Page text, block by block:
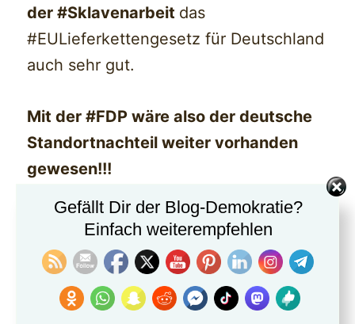
der #Sklavenarbeit das
#EULieferkettengesetz für Deutschland
auch sehr gut.
Mit der #FDP wäre also der deutsche
Standortnachteil weiter vorhanden
gewesen!!!
Übrigens
Dass bestimmte Regulierungen und
Gefällt Dir der Blog-Demokratie?
Einfach weiterempfehlen